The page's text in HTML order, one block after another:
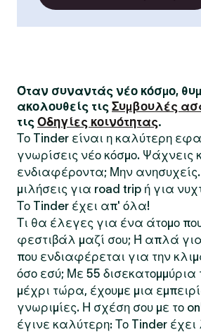
Όταν συναντάς νέο κόσμο,
ακολουθείς τις Συμβουλές
τις Οδηγίες κοινότητας.
Το Tinder είναι η καλύτερη
γνωρίσεις νέο κόσμο. Ψάχνεις
ενδιαφέροντα; Μην
μιλήσεις για road trip ή για
Το Tinder έχει απ' όλα!
Τι θα έλεγες για ένα άτομο
φεστιβάλ μαζί σου; Ή απλά
που ενδιαφέρεται για την
όσο εσύ; Με 55
μέχρι τώρα, έχουμε μια
γνωριμίες. Η σχέση σου με το
έγινε καλύτερη: Το Tinder έχει